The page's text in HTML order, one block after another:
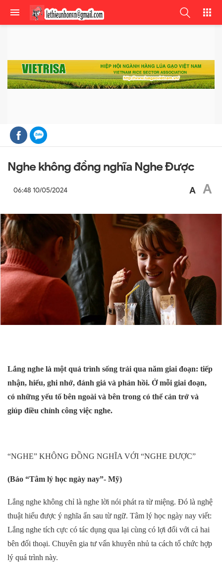
Nghe không đồng nghĩa Nghe Được
06:48 10/05/2024 A A
Lắng nghe là một quá trình sống trải qua năm giai đoạn: tiếp
nhận, hiểu, ghi nhớ, đánh giá và phản hồi. Ở mỗi giai đoạn,
có những yếu tố bên ngoài và bên trong có thể cản trở và
giúp điều chỉnh công việc nghe.
“NGHE” KHÔNG ĐỒNG NGHĨA VỚI “NGHE ĐƯỢC”
(Báo “Tâm lý học ngày nay”- Mỹ)
Lắng nghe không chỉ là nghe lời nói phát ra từ miệng. Đó là nghệ
thuật hiểu được ý nghĩa ẩn sau từ ngữ. Tâm lý học ngày nay viết:
Lắng nghe tích cực có tác dụng qua lại cùng có lợi đối với cả hai
bên đối thoại. Chuyên gia tư vấn khuyên nhủ ta cách tổ chức hợp
lý quá trình này.